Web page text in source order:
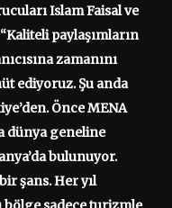
Islam Faisal ve
paylaşımların
zamanını
ediyoruz. Şu anda
Önce MENA
dünya geneline
bulunuyor.
şans. Her yıl